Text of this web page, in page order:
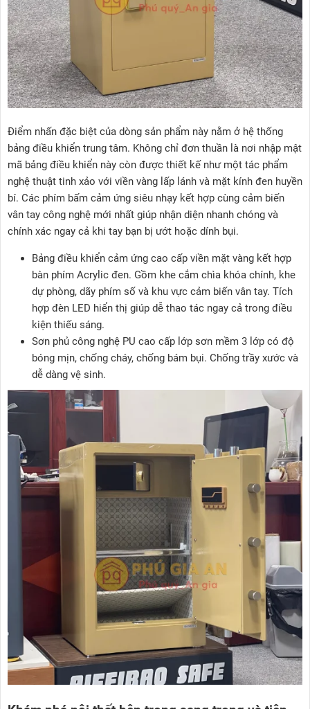
Điểm nhấn đặc biệt của dòng sản phẩm này nằm ở hệ thống
bảng điều khiển trung tâm. Không chỉ đơn thuần là nơi nhập mật
mã bảng điều khiển này còn được thiết kế như một tác phẩm
nghệ thuật tinh xảo với viền vàng lấp lánh và mặt kính đen huyền
bí. Các phím bấm cảm ứng siêu nhạy kết hợp cùng cảm biến
vân tay công nghệ mới nhất giúp nhận diện nhanh chóng và
chính xác ngay cả khi tay bạn bị ướt hoặc dính bụi.
Bảng điều khiển cảm ứng cao cấp viền mặt vàng kết hợp
bàn phím Acrylic đen. Gồm khe cắm chìa khóa chính, khe
dự phòng, dãy phím số và khu vực cảm biến vân tay. Tích
hợp đèn LED hiển thị giúp dễ thao tác ngay cả trong điều
kiện thiếu sáng.
Sơn phủ công nghệ PU cao cấp lớp sơn mềm 3 lớp có độ
bóng mịn, chống cháy, chống bám bụi. Chống trầy xước và
dễ dàng vệ sinh.